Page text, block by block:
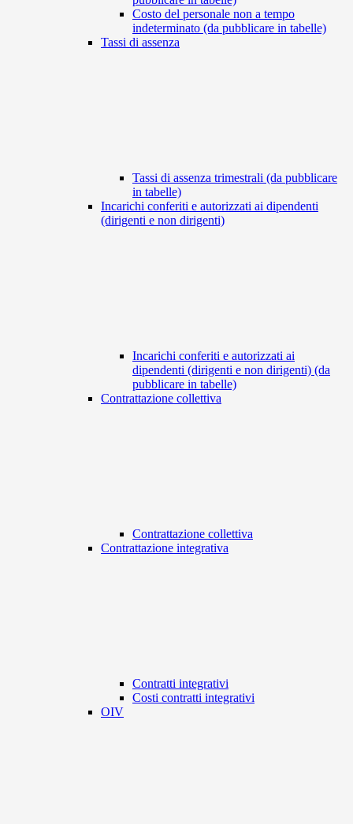
Costo del personale non a tempo
indeterminato (da pubblicare in tabelle)
Tassi di assenza
Tassi di assenza trimestrali (da pubblicare
in tabelle)
Incarichi conferiti e autorizzati ai dipendenti
(dirigenti e non dirigenti)
Incarichi conferiti e autorizzati ai
dipendenti (dirigenti e non dirigenti) (da
pubblicare in tabelle)
Contrattazione collettiva
Contrattazione collettiva
Contrattazione integrativa
Contratti integrativi
Costi contratti integrativi
OIV